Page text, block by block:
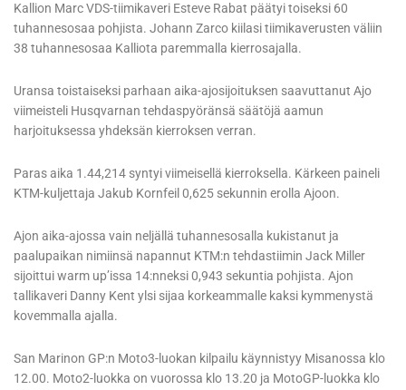
Kallion Marc VDS-tiimikaveri Esteve Rabat päätyi toiseksi 60
tuhannesosaa pohjista. Johann Zarco kiilasi tiimikaverusten väliin
38 tuhannesosaa Kalliota paremmalla kierrosajalla.
Uransa toistaiseksi parhaan aika-ajosijoituksen saavuttanut Ajo
viimeisteli Husqvarnan tehdaspyöränsä säätöjä aamun
harjoituksessa yhdeksän kierroksen verran.
Paras aika 1.44,214 syntyi viimeisellä kierroksella. Kärkeen paineli
KTM-kuljettaja Jakub Kornfeil 0,625 sekunnin erolla Ajoon.
Ajon aika-ajossa vain neljällä tuhannesosalla kukistanut ja
paalupaikan nimiinsä napannut KTM:n tehdastiimin Jack Miller
sijoittui warm up’issa 14:nneksi 0,943 sekuntia pohjista. Ajon
tallikaveri Danny Kent ylsi sijaa korkeammalle kaksi kymmenystä
kovemmalla ajalla.
San Marinon GP:n Moto3-luokan kilpailu käynnistyy Misanossa klo
12.00. Moto2-luokka on vuorossa klo 13.20 ja MotoGP-luokka klo